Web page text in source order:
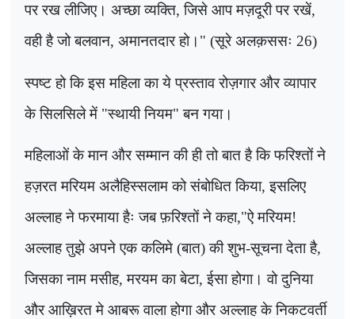
पर रख लीजिए। अच्छा व्यक्ति,जिसे आप मज़दूरी पर रखें,
वही है जो बलवान, अमानतदार हो।" (सूरे अलक़ससः 26)
स्पष्ट हो कि इस महिला का ये प्रस्ताव रोज़गार और व्यापार
के सिलसिले में "स्थायी नियम" बन गया।
महिलाओं के मान और सम्मान की ही तो बात है कि फरिश्तों ने
हज़रत मरियम अलैहिस्सलाम को संबोधित किया, इसलिए
अल्लाह ने फरमाया हैः जब फ़रिश्तों ने कहा,"ऐ मरियम!
अल्लाह तुझे अपने एक कलिमे (बात) की शुभ-सूचना देता है,
जिसका नाम मसीह,मरयम का बेटा,ईसा होगा। वो दुनिया
और आख़िरत मे आबरू वाला होगा और अल्लाह के निकटवर्ती